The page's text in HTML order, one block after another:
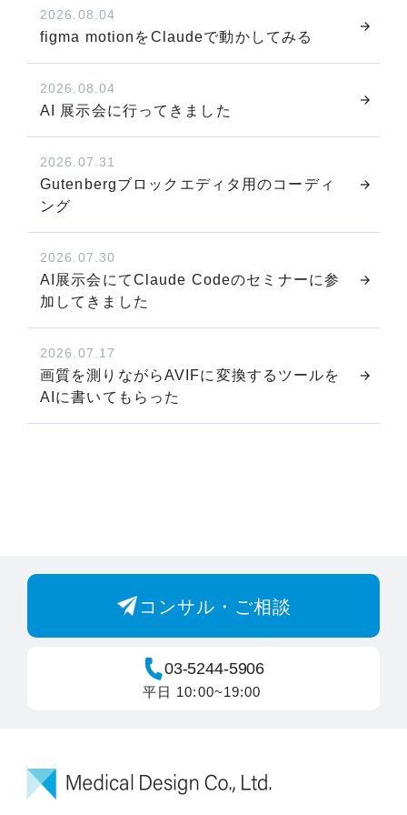
2026.08.04
figma motionをClaudeで動かしてみる
2026.08.04
AI 展示会に行ってきました
2026.07.31
Gutenbergブロックエディタ用のコーディ
ング
2026.07.30
AI展示会にてClaude Codeのセミナーに参
加してきました
2026.07.17
画質を測りながらAVIFに変換するツールを
AIに書いてもらった
コンサル・ご相談
03-5244-5906
平日 10:00~19:00